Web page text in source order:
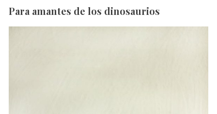
Para amantes de los dinosaurios